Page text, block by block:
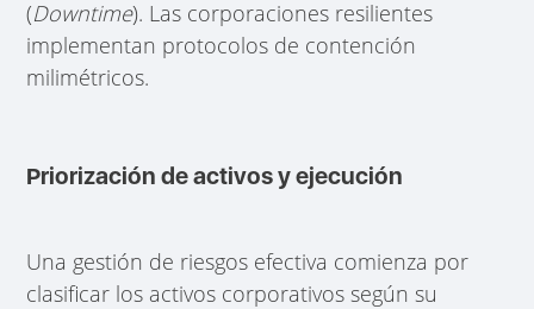
(Downtime). Las corporaciones resilientes
implementan protocolos de contención
milimétricos.
Priorización de activos y ejecución
Una gestión de riesgos efectiva comienza por
clasificar los activos corporativos según su